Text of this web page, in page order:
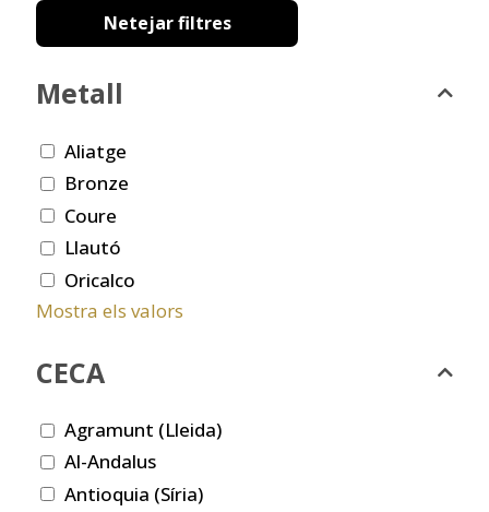
Netejar filtres
Metall
Aliatge
Bronze
Coure
Llautó
Oricalco
Mostra els valors
CECA
Agramunt (Lleida)
Al-Andalus
Antioquia (Síria)